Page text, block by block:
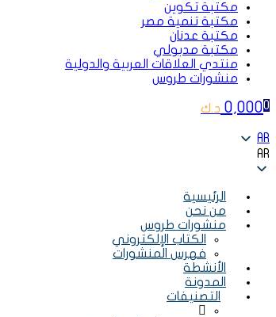
مكتبة تكوين
مكتبة تنمية مصر
مكتبة عدنان
مكتبة مدبولي
منتدي العلاقات العربية والدولية
منشورات طروس
0
0,000 د.ك
AR
AR
الرئيسية
من نحن
منشورات طروس
الكتاب الإلكتروني
فهرس المنشورات
الأنشطة
المدونة
التصنيفات
Menu